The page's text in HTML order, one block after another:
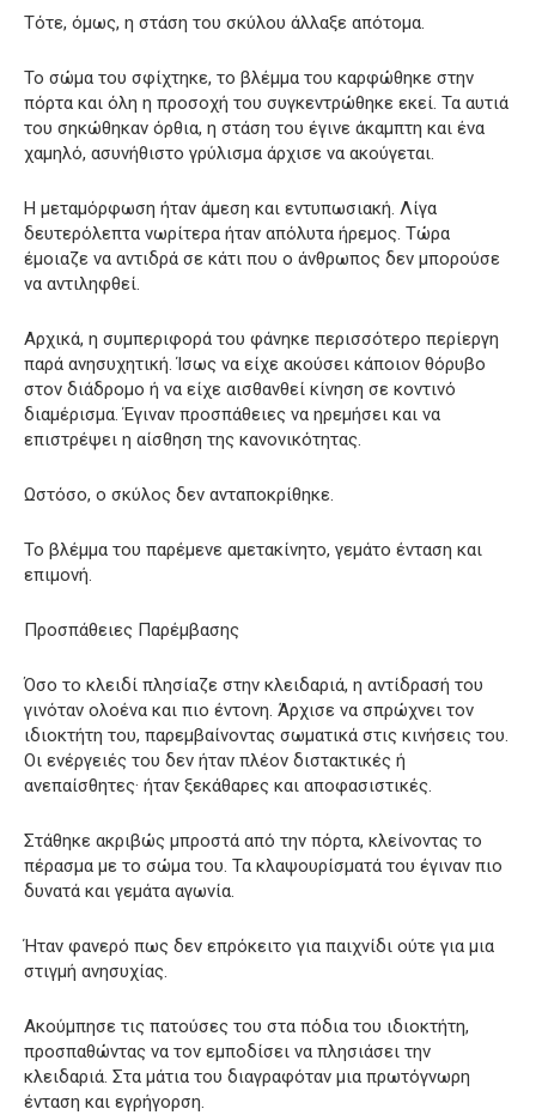
Τότε, όμως, η στάση του σκύλου άλλαξε απότομα.
Το σώμα του σφίχτηκε, το βλέμμα του καρφώθηκε στην
πόρτα και όλη η προσοχή του συγκεντρώθηκε εκεί. Τα αυτιά
του σηκώθηκαν όρθια, η στάση του έγινε άκαμπτη και ένα
χαμηλό, ασυνήθιστο γρύλισμα άρχισε να ακούγεται.
Η μεταμόρφωση ήταν άμεση και εντυπωσιακή. Λίγα
δευτερόλεπτα νωρίτερα ήταν απόλυτα ήρεμος. Τώρα
έμοιαζε να αντιδρά σε κάτι που ο άνθρωπος δεν μπορούσε
να αντιληφθεί.
Αρχικά, η συμπεριφορά του φάνηκε περισσότερο περίεργη
παρά ανησυχητική. Ίσως να είχε ακούσει κάποιον θόρυβο
στον διάδρομο ή να είχε αισθανθεί κίνηση σε κοντινό
διαμέρισμα. Έγιναν προσπάθειες να ηρεμήσει και να
επιστρέψει η αίσθηση της κανονικότητας.
Ωστόσο, ο σκύλος δεν ανταποκρίθηκε.
Το βλέμμα του παρέμενε αμετακίνητο, γεμάτο ένταση και
επιμονή.
Προσπάθειες Παρέμβασης
Όσο το κλειδί πλησίαζε στην κλειδαριά, η αντίδρασή του
γινόταν ολοένα και πιο έντονη. Άρχισε να σπρώχνει τον
ιδιοκτήτη του, παρεμβαίνοντας σωματικά στις κινήσεις του.
Οι ενέργειές του δεν ήταν πλέον διστακτικές ή
ανεπαίσθητες· ήταν ξεκάθαρες και αποφασιστικές.
Στάθηκε ακριβώς μπροστά από την πόρτα, κλείνοντας το
πέρασμα με το σώμα του. Τα κλαψουρίσματά του έγιναν πιο
δυνατά και γεμάτα αγωνία.
Ήταν φανερό πως δεν επρόκειτο για παιχνίδι ούτε για μια
στιγμή ανησυχίας.
Ακούμπησε τις πατούσες του στα πόδια του ιδιοκτήτη,
προσπαθώντας να τον εμποδίσει να πλησιάσει την
κλειδαριά. Στα μάτια του διαγραφόταν μια πρωτόγνωρη
ένταση και εγρήγορση.